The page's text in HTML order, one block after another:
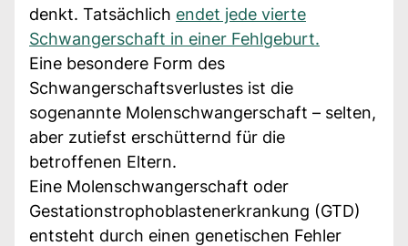
denkt. Tatsächlich endet jede vierte
Schwangerschaft in einer Fehlgeburt.
Eine besondere Form des
Schwangerschaftsverlustes ist die
sogenannte Molenschwangerschaft – selten,
aber zutiefst erschütternd für die
betroffenen Eltern.
Eine Molenschwangerschaft oder
Gestationstrophoblastenerkrankung (GTD)
entsteht durch einen genetischen Fehler